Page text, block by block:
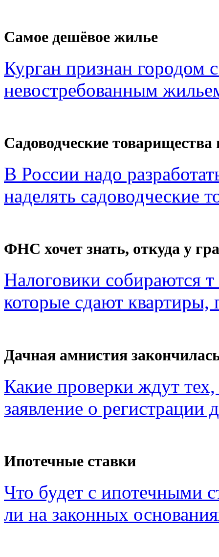
Самое дешёвое жилье
Курган признан
невостребованным
Садоводческие
В России надо
наделять садоводческие
ФНС хочет знать, откуда у
Налоговики собираются
которые сдают квартиры,
Дачная амнистия
Какие проверки ждут
заявление о регистрации
Ипотечные ставки
Что будет с ипотечными
ли на законных